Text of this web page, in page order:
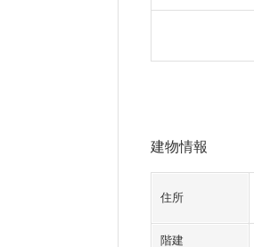
建物情報
住所
階建